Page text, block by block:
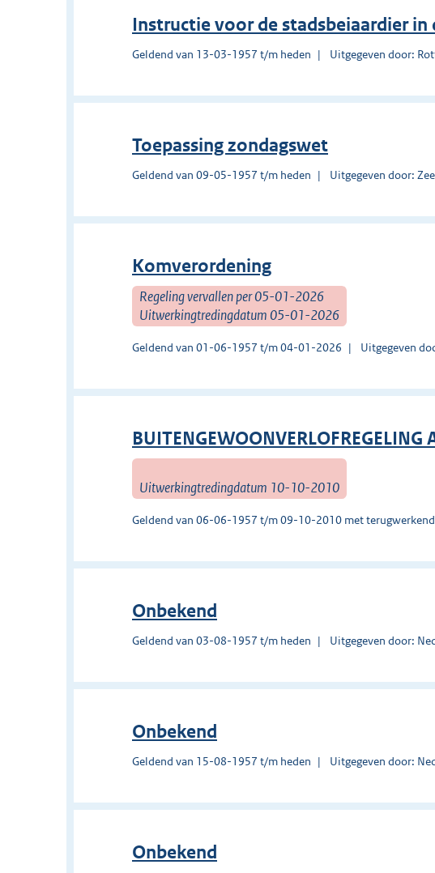
Instructie voor de stadsbeiaardier
Geldend van 13-03-1957 t/m heden Uitgegeven door:
Toepassing zondagswet
Geldend van 09-05-1957 t/m heden Uitgegeven door:
Komverordening
Regeling vervallen per 05-01-2026
Uitwerkingtredingdatum 05-01-2026
Geldend van 01-06-1957 t/m 04-01-2026 Uitgegeven
BUITENGEWOONVERLOFREGELING
Uitwerkingtredingdatum 10-10-2010
Geldend van 06-06-1957 t/m 09-10-2010 met
Onbekend
Geldend van 03-08-1957 t/m heden Uitgegeven door:
Onbekend
Geldend van 15-08-1957 t/m heden Uitgegeven door:
Onbekend